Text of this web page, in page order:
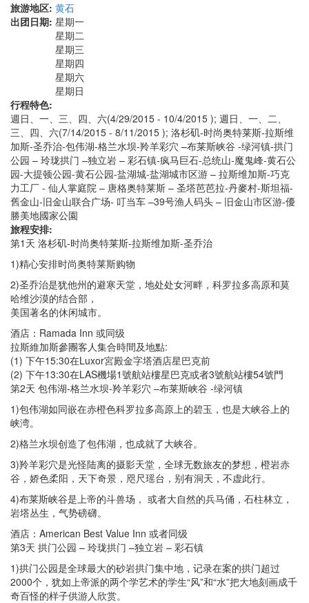
旅游地区: 黄石
出团日期: 星期一
星期二
星期三
星期四
星期六
星期日
行程特色:
週日、一、三、四、六(4/29/2015 - 10/4/2015 ); 週日、一、二、
三、四、六(7/14/2015 - 8/11/2015 ); 洛杉矶-时尚奥特莱斯-拉斯维
加斯-圣乔治-包伟湖-格兰水坝-羚羊彩穴 –布莱斯峡谷 -绿河镇-拱门
公园 – 玲珑拱门 –独立岩 – 彩石镇-疯马巨石-总统山-魔鬼峰-黄石公
园-大提顿公园-黄石公园-盐湖城-盐湖城市区游 – 拉斯维加斯-巧克
力工厂 - 仙人掌庭院 – 唐格奥特莱斯 – 圣塔芭芭拉-丹麥村-斯坦福-
舊金山-旧金山联合广场- 叮当车 –39号渔人码头 – 旧金山市区游-優
勝美地國家公園
旅程安排:
第1天 洛杉矶-时尚奥特莱斯-拉斯维加斯-圣乔治
1)精心安排时尚奥特莱斯购物
2)圣乔治是犹他州的避寒天堂，地处处女河畔，科罗拉多高原和莫
哈维沙漠的结合部，
美国著名的休闲城市。
酒店：Ramada Inn 或同级
拉斯維加斯參團客人集合時間及地點:
(1) 下午15:30在Luxor宮殿金字塔酒店星巴克前
(2) 下午13:30在LAS機場1號航站樓星巴克或者3號航站樓54號門
第2天 包伟湖-格兰水坝-羚羊彩穴 –布莱斯峡谷 -绿河镇
1)包伟湖如同嵌在赤橙色科罗拉多高原上的碧玉，也是大峡谷上的
峡湾。
2)格兰水坝创造了包伟湖，也成就了大峡谷。
3)羚羊彩穴是光怪陆离的摄影天堂，全球无数旅友的梦想，橙岩赤
谷，娇色柔阳，天下奇景，咫尺瑶台，别有洞天，不虚此行。
4)布莱斯峡谷是上帝的斗兽场， 或者大自然的兵马俑，石柱林立，
岩塔丛生，气势磅礴。
酒店：American Best Value Inn 或者同级
第3天 拱门公园 – 玲珑拱门 –独立岩 – 彩石镇
1)拱门公园是全球最大的砂岩拱门集中地，记录在案的拱门超过
2000个，犹如上帝派的两个学艺术的学生“风”和“水”把大地刻画成千
奇百怪的样子供游人欣赏。